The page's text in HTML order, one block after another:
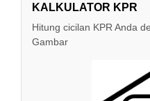
KALKULATOR KPR
Hitung cicilan KPR Anda
Gambar